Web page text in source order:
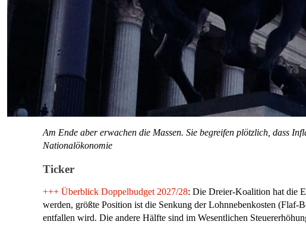
Am Ende aber erwachen die Massen. Sie begreifen plötzlich, dass
Nationalökonomie
Ticker
+++ Überblick Doppelbudget 2027/28: Die Dreier-Koalition hat die
werden, größte Position ist die Senkung der Lohnnebenkosten
entfallen wird. Die andere Hälfte sind im Wesentlichen